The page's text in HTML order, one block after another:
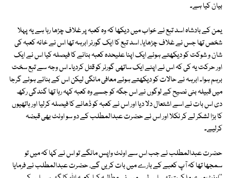
بیان کیا ہے۔
یمن کے بادشاہ اسد تبع نے خواب میں دیکھا کہ وہ کعبہ پر غلاف چڑھا رہا ہے یہ پہلا
شخص تھا جس نے غلاف چڑھایا، اسد تبع کا ایک گورنر ابرہہ تھا اس نے خانہ کعبہ کی
شان و شوکت کو دیکھتے ہوئے ایک اپنا علیحدہ کعبہ بنانے کا فیصلہ کیا اس نے ایک
اور حرکت یہ کی کہ اس نے اپنے ایک ساتھی گورنر کو قتل کردیا۔ اس وجہ سے تبع سخت
برہم ہوا۔ ابرہہ نے حالات کو دیکھتے ہوئے معافی مانگی لیکن اس کے بنائے ہوئے گرجا
میں قبیلہ بنی نصیح کے لوگوں نے اس جگہ کو جسے وہ کعبہ کہہ رہا تھا گندگی رکھ
دی اس بات نے اسے اشتعال دلا دیا اور اس نے کعبہ کو ڈھانے کا فیصلہ کرلیا اور ہاتھیوں
کا بڑا لشکر لے کر نکلا اور اس نے حضرت عبدالمطلب کے دو سو اونٹ بھی قبضہ
کرلیے۔
حضرت عبدالمطلب نے جب اس سے اونٹ واپس مانگے تو اس نے کہا کہ میں تو
سمجھا تھا کہ آپ کعبے کے بارے میں بات کریں گے، حضرت عبدالمطلب نے فرمایا